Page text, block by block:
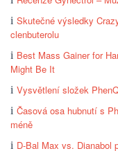
Skutečné výsledky
clenbuterolu
Best Mass Gainer for
Might Be It
Vysvětlení složek
Časová osa hubnutí s
méně
D-Bal Max vs. Dianabol